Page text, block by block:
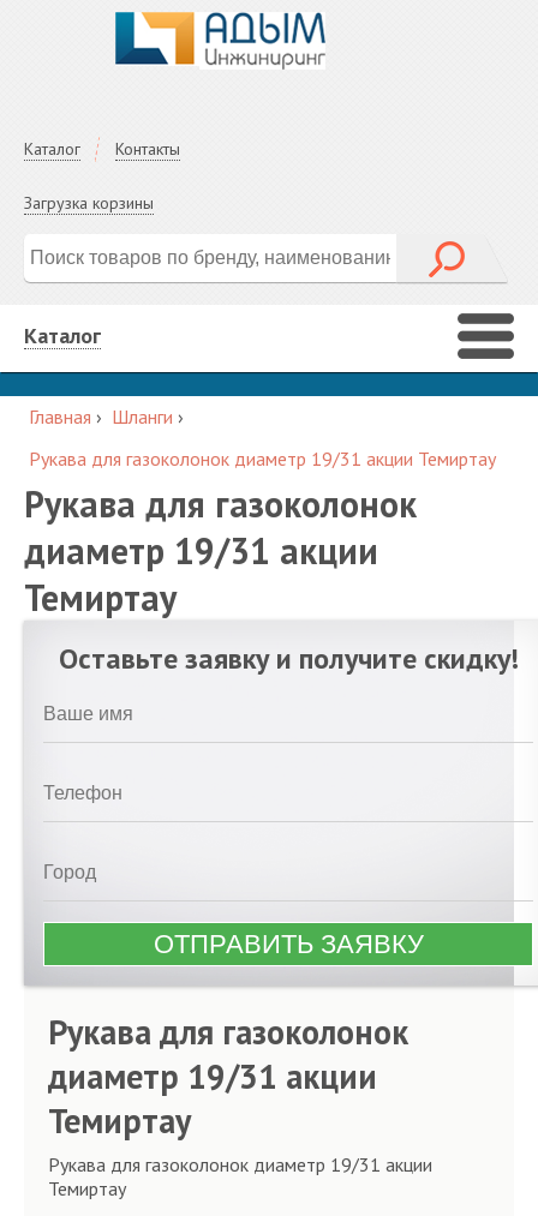
Каталог Контакты
Загрузка корзины
Каталог
Главная › Шланги ›
Рукава для газоколонок диаметр 19/31 акции Темиртау
Рукава для газоколонок
диаметр 19/31 акции
Темиртау
Оставьте заявку и получите скидку!
Рукава для газоколонок
диаметр 19/31 акции
Темиртау
Рукава для газоколонок диаметр 19/31 акции
Темиртау